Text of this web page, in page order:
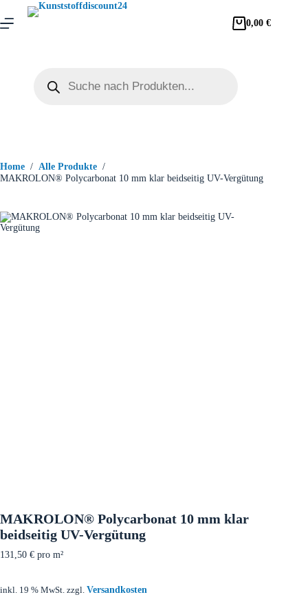
0,00€
Home / Alle Produkte /
MAKROLON® Polycarbonat 10 mm klar beidseitig UV-Vergütung
MAKROLON® Polycarbonat 10 mm klar
beidseitig UV-Vergütung
131,50 € pro m²
inkl. 19 % MwSt. zzgl. Versandkosten